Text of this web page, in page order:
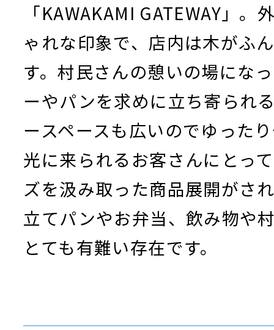
「KAWAKAMI GATEWAY」
ゃれな印象で、店内は木がふ
す。村民さんの憩いの場にな
ーやパンを求めに立ち寄られ
ースペースも広いのでゆった
光に来られるお客さんにとっ
ズを汲み取った商品展開がさ
立てパンやお弁当、飲み物や
とても有難い存在です。